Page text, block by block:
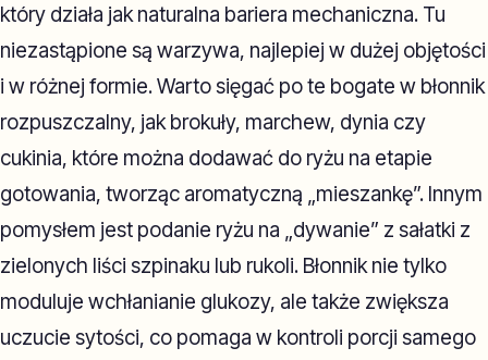
który działa jak naturalna bariera mechaniczna. Tu
niezastąpione są warzywa, najlepiej w dużej objętości
i w różnej formie. Warto sięgać po te bogate w błonnik
rozpuszczalny, jak brokuły, marchew, dynia czy
cukinia, które można dodawać do ryżu na etapie
gotowania, tworząc aromatyczną „mieszankę”. Innym
pomysłem jest podanie ryżu na „dywanie” z sałatki z
zielonych liści szpinaku lub rukoli. Błonnik nie tylko
moduluje wchłanianie glukozy, ale także zwiększa
uczucie sytości, co pomaga w kontroli porcji samego